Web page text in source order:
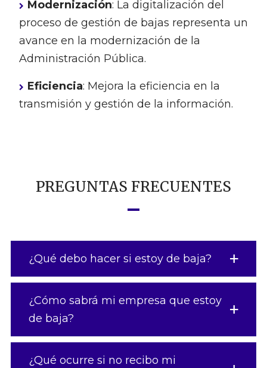
Modernización: La digitalización del
proceso de gestión de bajas representa un
avance en la modernización de la
Administración Pública.
Eficiencia: Mejora la eficiencia en la
transmisión y gestión de la información.
PREGUNTAS FRECUENTES
¿Qué debo hacer si estoy de baja?
¿Cómo sabrá mi empresa que estoy
de baja?
¿Qué ocurre si no recibo mi